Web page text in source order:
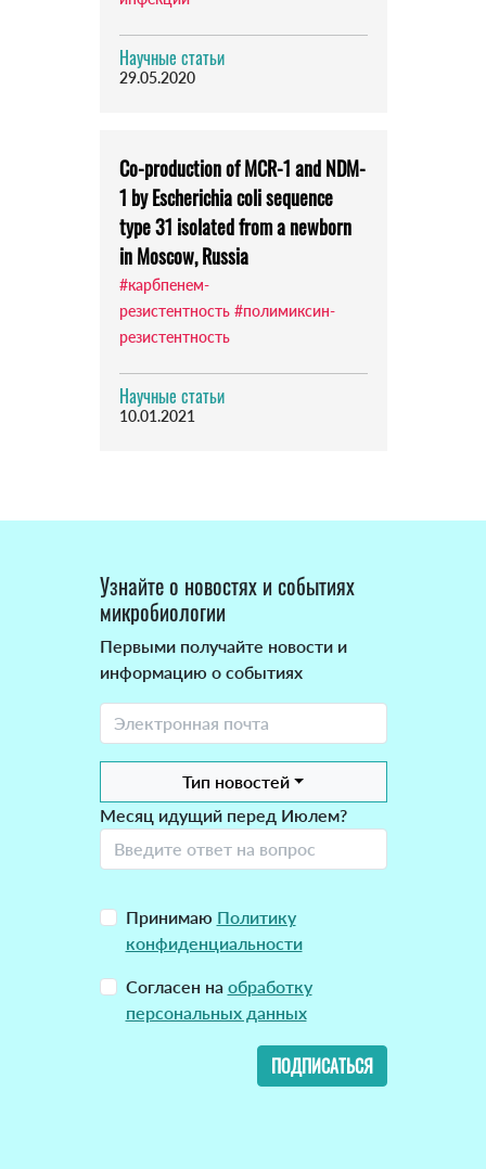
Научные статьи
29.05.2020
Co-production of MCR-1 and NDM-
1 by Escherichia coli sequence
type 31 isolated from a newborn
in Moscow, Russia
#карбпенем-
резистентность #полимиксин-
резистентность
Научные статьи
10.01.2021
Узнайте о новостях и событиях
микробиологии
Первыми получайте новости и
информацию о событиях
Тип новостей
Месяц идущий перед Июлем?
Принимаю Политику
конфиденциальности
Согласен на обработку
персональных данных
ПОДПИСАТЬСЯ